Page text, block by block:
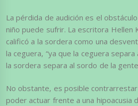
La pérdida de audición es el
niño puede sufrir. La escritora Hellen
calificó a la sordera como una
la ceguera, “ya que la ceguera
la sordera separa al sordo de la
No obstante, es posible
poder actuar frente a una hipoacusia